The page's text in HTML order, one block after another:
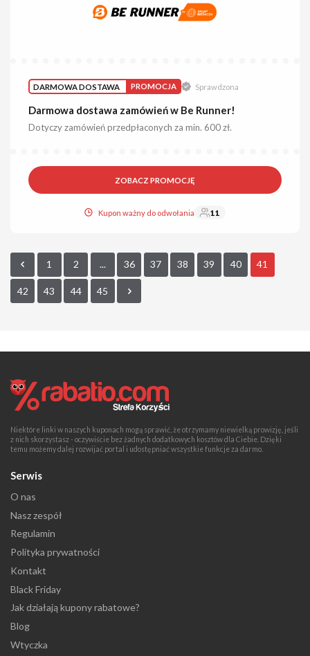
DARMOWA DOSTAWA PROMOCJA Sprawdzona
Darmowa dostawa zamówień w Be Runner!
Dotyczy zamówień przedpłaconych za min. 600 zł.
ZOBACZ PROMOCJĘ
Kupon ważny do odwołania 11
1 2 ... 36 37 38 39 40 41
42 43 44 45
Niektóre linki w naszych kuponach mogą sprawić, że otrzymamy niewielką prowizję, jeśli
z nich skorzystasz - oczywiście bez żadnych dodatkowych kosztów dla Ciebie. Dzięki
temu możemy dalej rozwijać portal i udostępniać wszystkie funkcje za darmo.
Serwis
O nas
Nasz zespół
Regulamin
Polityka prywatności
Kontakt
Black Friday
Jak działają kupony rabatowe?
Blog
Wtyczka